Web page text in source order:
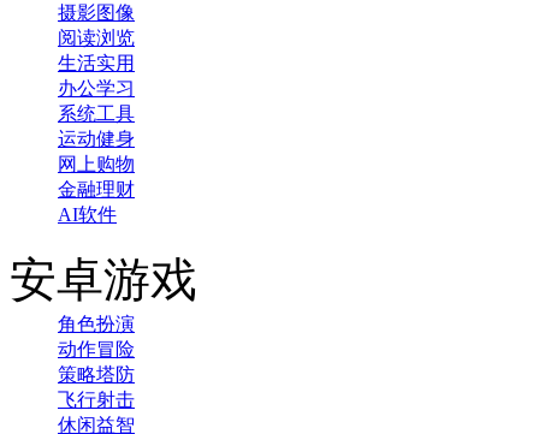
摄影图像
阅读浏览
生活实用
办公学习
系统工具
运动健身
网上购物
金融理财
AI软件
安卓游戏
角色扮演
动作冒险
策略塔防
飞行射击
休闲益智